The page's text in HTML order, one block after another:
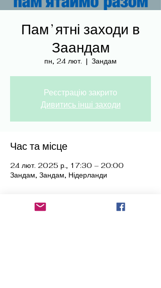
Памʼятні заходи в
Заандам
пн, 24 лют.
  |
Зандам
Реєстрацію закрито
Дивитись інші заходи
Час та місце
24 лют. 2025 р., 17:30 – 20:00
Зандам, Зандам, Нідерланди